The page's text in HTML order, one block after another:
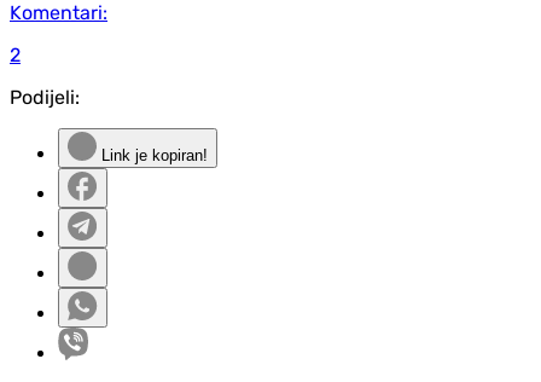
Komentari:
2
Podijeli:
Link je kopiran!